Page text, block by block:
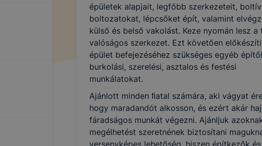
épületek alapjait, legfőbb szerkezeteit,
boltozatokat, lépcsőket épít, valamint
külső és belső vakolást. Keze nyomán lesz a
valóságos szerkezet. Ezt követően
épület befejezéséhez szükséges egyéb
burkolási, szerelési, asztalos és festési
munkálatokat.
Ajánlott minden ﬁatal számára, aki vágyat
hogy maradandót alkosson, és ezért akár
fáradságos munkát végezni. Ajánljuk
megélhetést szeretnének biztosítani
versenyképes lehetőség, hiszen építkezők